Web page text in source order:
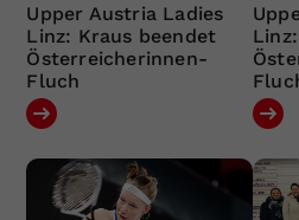
Upper Austria Ladies
Linz: Kraus beendet
Österreicherinnen-
Fluch